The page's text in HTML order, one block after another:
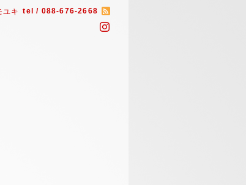
ユキ tel / 088-676-2668